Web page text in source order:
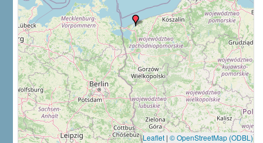
Leaflet | © OpenStreetMap (ODBL)